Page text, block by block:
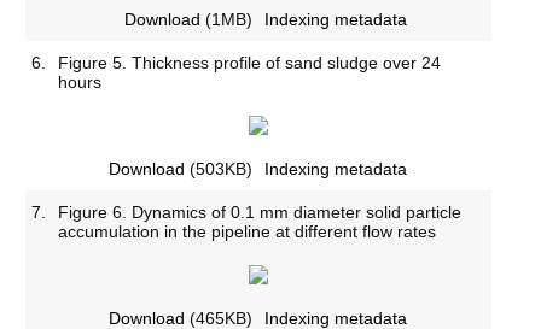
Download (1MB) Indexing metadata
6.
Figure 5. Thickness profile of sand sludge over 24
hours
Download (503KB) Indexing metadata
7.
Figure 6. Dynamics of 0.1 mm diameter solid particle
accumulation in the pipeline at different flow rates
Download (465KB) Indexing metadata